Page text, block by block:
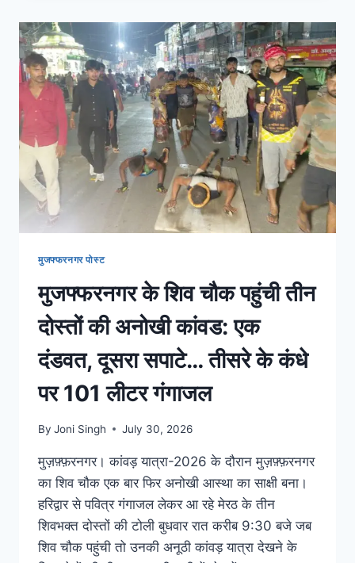
मुजफ्फरनगर पोस्ट
मुजफ्फरनगर के शिव चौक पहुंची तीन
दोस्तों की अनोखी कांवड: एक
दंडवत, दूसरा सपाटे… तीसरे के कंधे
पर 101 लीटर गंगाजल
By Joni Singh July 30, 2026
मुज़फ़्फ़रनगर। कांवड़ यात्रा-2026 के दौरान मुज़फ़्फ़रनगर
का शिव चौक एक बार फिर अनोखी आस्था का साक्षी बना।
हरिद्वार से पवित्र गंगाजल लेकर आ रहे मेरठ के तीन
शिवभक्त दोस्तों की टोली बुधवार रात करीब 9:30 बजे जब
शिव चौक पहुंची तो उनकी अनूठी कांवड़ यात्रा देखने के